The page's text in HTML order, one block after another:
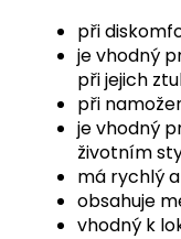
při
je vhodný
při jejich
při
je vhodný
životním
má rychlý
obsahuje
vhodný k